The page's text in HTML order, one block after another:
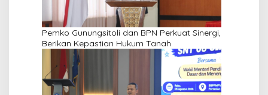
Pemko Gunungsitoli dan BPN Perkuat Sinergi,
Berikan Kepastian Hukum Tanah